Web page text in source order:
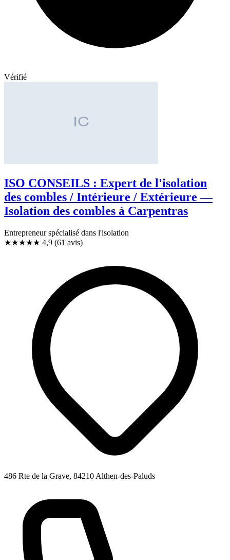
Vérifié
ISO CONSEILS : Expert de l'isolation
des combles / Intérieure / Extérieure —
Isolation des combles à Carpentras
Entrepreneur spécialisé dans l'isolation
★★★★★ 4,9 (61 avis)
486 Rte de la Grave, 84210 Althen-des-Paluds